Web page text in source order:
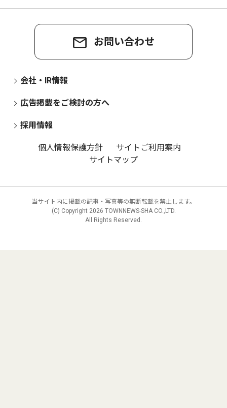
お問い合わせ
会社・IR情報
広告掲載をご検討の方へ
採用情報
個人情報保護方針
サイトご利用案内
サイトマップ
当サイト内に掲載の記事・写真等の無断転載を禁止します。
(C) Copyright 2026 TOWNNEWS-SHA CO.,LTD.
All Rights Reserved.